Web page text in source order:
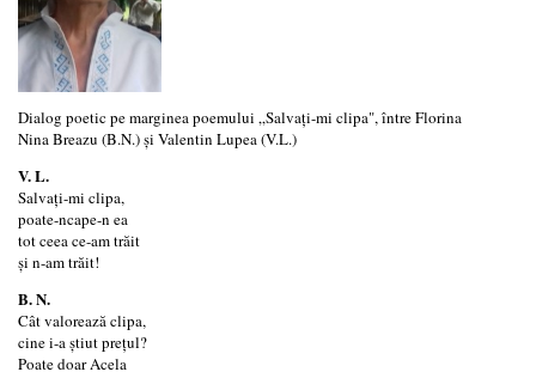
Dialog poetic pe marginea poemului „Salvați-mi clipa", între Florina
Nina Breazu (B.N.) și Valentin Lupea (V.L.)
V. L.
Salvați-mi clipa,
poate-ncape-n ea
tot ceea ce-am trăit
și n-am trăit!
B. N.
Cât valorează clipa,
cine i-a știut prețul?
Poate doar Acela